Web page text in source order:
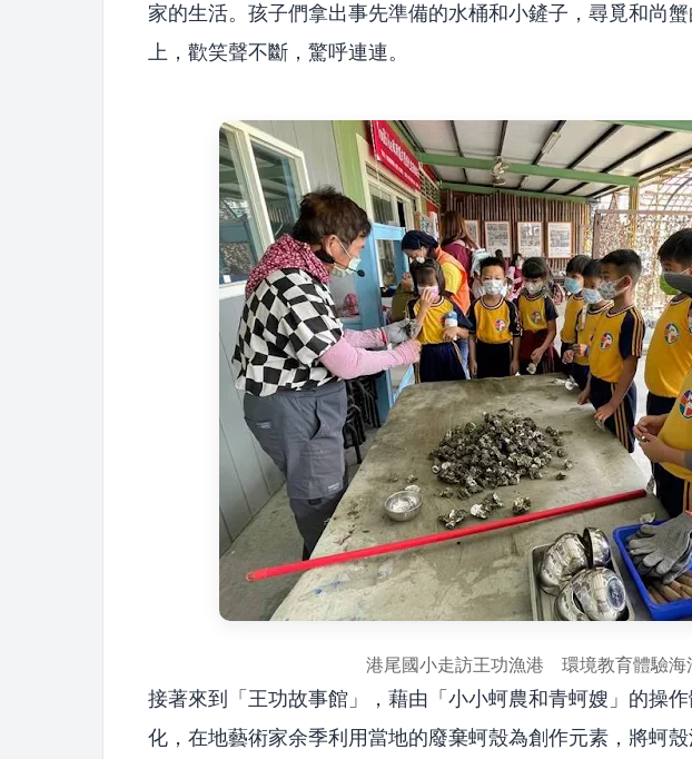
家的生活。孩子們拿出事先準備的水桶和小鏟子，尋覓和尚
上，歡笑聲不斷，驚呼連連。
港尾國小走訪王功漁港 環境教育體驗海
接著來到「王功故事館」，藉由「小小蚵農和青蚵嫂」的操
化，在地藝術家余季利用當地的廢棄蚵殼為創作元素，將蚵